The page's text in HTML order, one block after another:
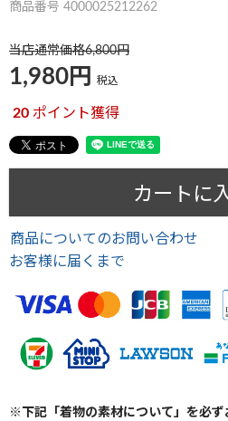
商品番号 4000025212262
当店通常価格6,800
1,980 税込
20 ポイント獲得
カートに
商品についてのお問い合わせ
お客様に届くまで
※下記「着物の素材について」を必ず